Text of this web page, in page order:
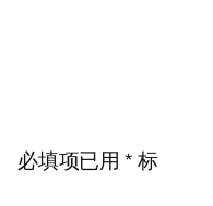
必填项已用*标